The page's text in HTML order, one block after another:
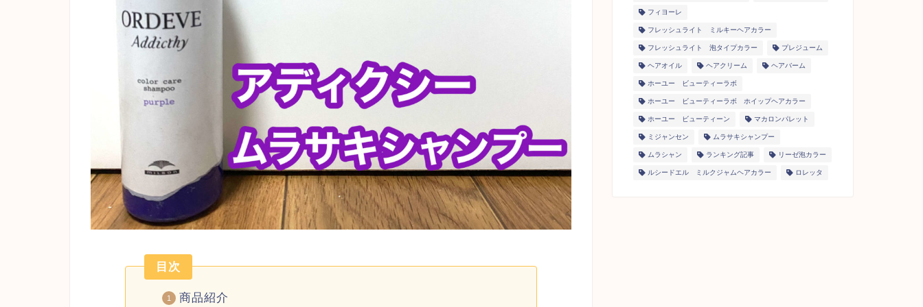
目次
商品紹介
フィヨーレ
フレッシュライト ミルキーヘアカラー
フレッシュライト 泡タイプカラー プレジューム
ヘアオイル ヘアクリーム ヘアバーム
ホーユー ビューティーラボ
ホーユー ビューティーラボ ホイップヘアカラー
ホーユー ビューティーン マカロンパレット
ミジャンセン ムラサキシャンプー
ムラシャン ランキング記事 リーゼ泡カラー
ルシードエル ミルクジャムヘアカラー ロレッタ